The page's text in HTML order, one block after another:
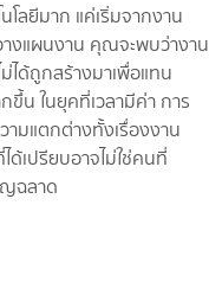
โลยีมาก แค่เริ่มจากงาน
งแผนงาน คุณจะพบว่างาน
ม่ได้ถูกสร้างมาเพื่อแทน
น ในยุคที่เวลามีค่า การ
ามแตกต่างทั้งเรื่องงาน
ด้เปรียบอาจไม่ใช่คนที่
ฉลาด